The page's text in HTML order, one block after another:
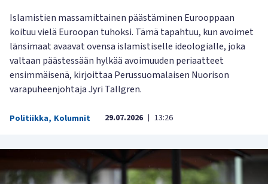
Islamistien massamittainen päästäminen Eurooppaan
koituu vielä Euroopan tuhoksi. Tämä tapahtuu, kun avoimet
länsimaat avaavat ovensa islamistiselle ideologialle, joka
valtaan päästessään hylkää avoimuuden periaatteet
ensimmäisenä, kirjoittaa Perussuomalaisen Nuorison
varapuheenjohtaja Jyri Tallgren.
Politiikka, Kolumnit 29.07.2026 | 13:26